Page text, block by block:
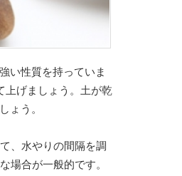
い性質を持っていま
上げましょう。土が乾
ょう。
、水やりの間隔を調
場合が一般的です。